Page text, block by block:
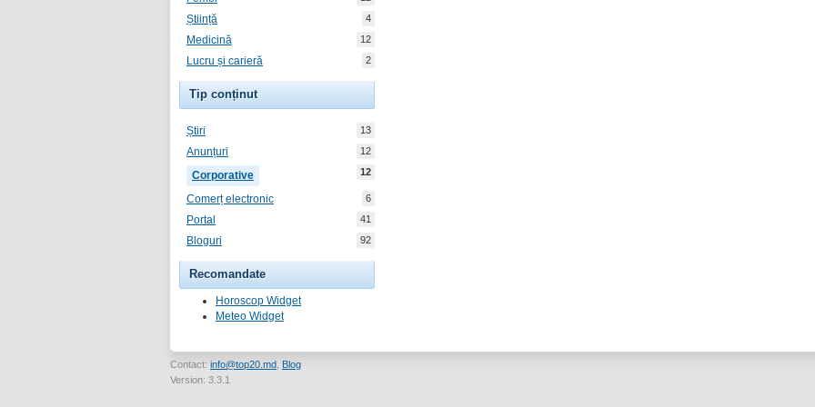
Știință 4
Medicină 12
Lucru și carieră 2
Tip conținut
Știri 13
Anunțuri 12
Corporative 12
Comerț electronic 6
Portal 41
Bloguri 92
Recomandate
Horoscop Widget
Meteo Widget
Contact: info@top20.md Blog
Version: 3.3.1